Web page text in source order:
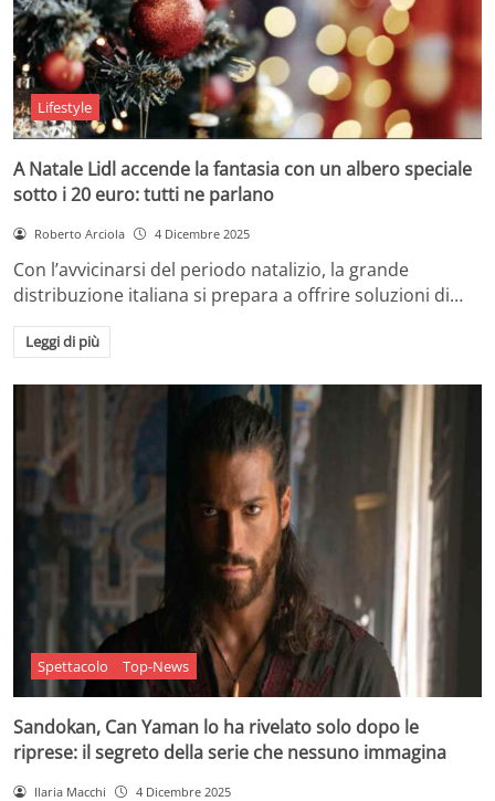
Lifestyle
A Natale Lidl accende la fantasia con un albero speciale
sotto i 20 euro: tutti ne parlano
Roberto Arciola 4 Dicembre 2025
Con l’avvicinarsi del periodo natalizio, la grande
distribuzione italiana si prepara a offrire soluzioni di…
Leggi di più
Spettacolo Top-News
Sandokan, Can Yaman lo ha rivelato solo dopo le
riprese: il segreto della serie che nessuno immagina
Ilaria Macchi 4 Dicembre 2025